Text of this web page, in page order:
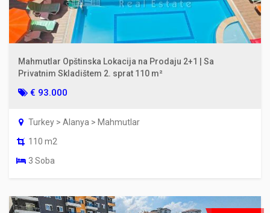
Mahmutlar Opštinska Lokacija na Prodaju 2+1 | Sa
Privatnim Skladištem 2. sprat 110 m²
€ 93.000
Turkey > Alanya > Mahmutlar
110 m2
3 Soba